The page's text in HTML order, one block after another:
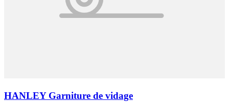
HANLEY Garniture de vidage